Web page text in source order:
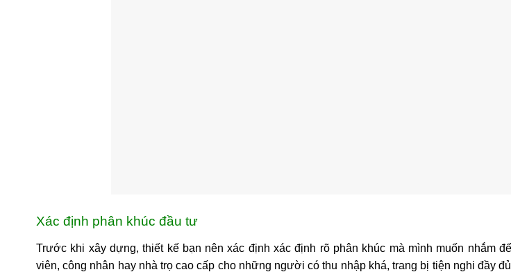
Xác định phân khúc đầu tư
Trước khi xây dựng, thiết kế bạn nên xác định xác định rõ phân khúc mà mình muốn nhắm
viên, công nhân hay nhà trọ cao cấp cho những người có thu nhập khá, trang bị tiện nghi đầy